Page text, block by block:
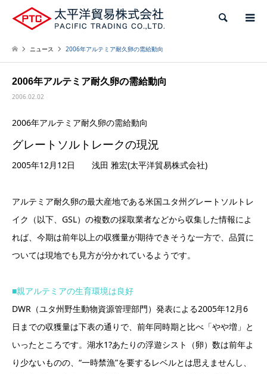
検索
ニュース 2006年アルテミア耐久卵の需給動向
2006年アルテミア耐久卵の需給動向
2006.02.02
2006年アルテミア耐久卵の需給動向
グレートソルトレークの現況
2005年12月12日 浅田 雅宏(太平洋貿易株式会社)
アルテミア耐久卵の最大産地である米国ユタ州グレートソルトレ
イク（以下、GSL）の複数の採取業者などから収集した情報によ
れば、今期は前年以上の収獲量が期待できそうな一方で、品質に
ついては現地でも見方が分かれているようです。
■親アルテミアの生育環境は良好
DWR（ユタ州野生動物資源管理部門）発表による2005年12月6
日までの収獲量は下表の通りで、前年同時期と比べ「やや増」と
いったところです。湖水1?あたりの浮遊シスト（卵）数は前年よ
り少ないものの、“一時禁漁”を要するレベルとは思えませんし、